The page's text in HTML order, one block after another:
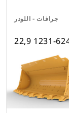
جرافات - اللودر